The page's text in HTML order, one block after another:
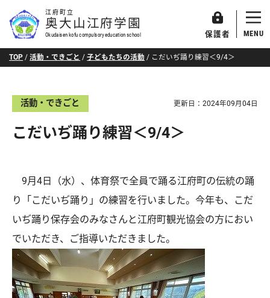
江府町立
奥大山江府学園
Okudaisen kofu compulsory education school 保護者 MENU
TOP /活動・できごと /子どもたちの活動 / こだいぢ踊り練習＜9/4＞
活動・できごと 更新日： 2024年09月04日
こだいぢ踊り練習＜9/4＞
9月4日（水）、体育祭で全員で踊る江府町の伝統の踊
り「こだいぢ踊り」の練習を行いました。今年も、こだ
いぢ踊り保存会のみなさんと江府町観光協会の方におい
でいただき、ご指導いただきました。